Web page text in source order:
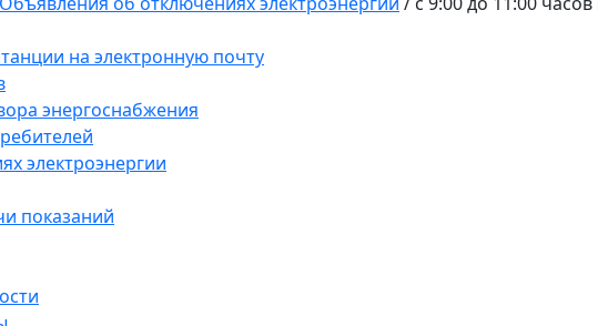
на электронную почту
энергоснабжения
электроэнергии
показаний